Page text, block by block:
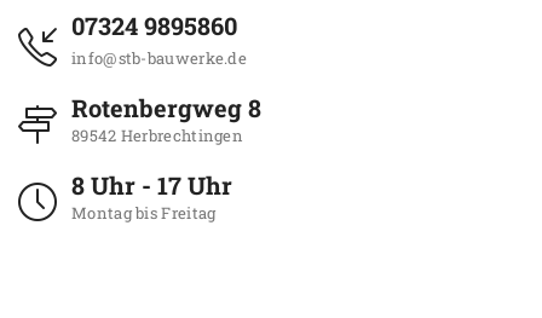
07324 9895860
info@stb-bauwerke.de
Rotenbergweg 8
89542 Herbrechtingen
8 Uhr - 17 Uhr
Montag bis Freitag